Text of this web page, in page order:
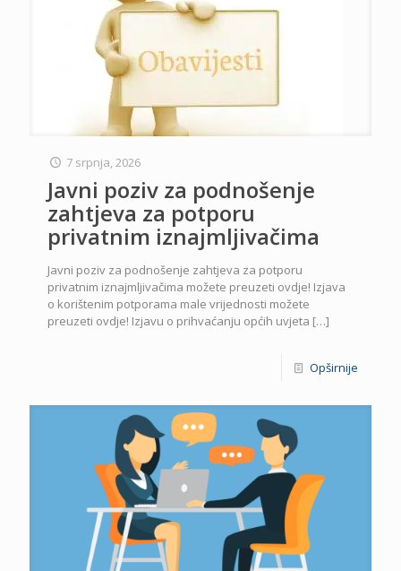
7 srpnja, 2026
Javni poziv za podnošenje
zahtjeva za potporu
privatnim iznajmljivačima
Javni poziv za podnošenje zahtjeva za potporu
privatnim iznajmljivačima možete preuzeti ovdje! Izjava
o korištenim potporama male vrijednosti možete
preuzeti ovdje! Izjavu o prihvaćanju općih uvjeta […]
Opširnije